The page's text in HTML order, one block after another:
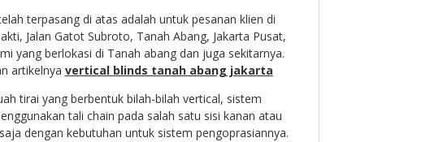
terpasang di atas adalah untuk pesanan klien di
Jalan Gatot Subroto, Tanah Abang, Jakarta Pusat,
yang berlokasi di Tanah abang dan juga sekitarnya.
artikelnya vertical blinds tanah abang jakarta
tirai yang berbentuk bilah-bilah vertical, sistem
tali chain pada salah satu sisi kanan atau
dengan kebutuhan untuk sistem pengoprasiannya.